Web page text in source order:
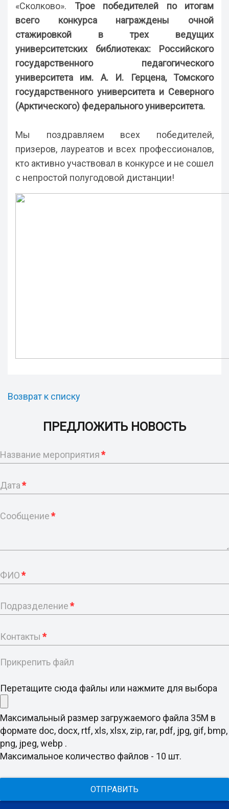
«Сколково». Трое победителей по итогам
всего конкурса награждены очной
стажировкой в трех ведущих
университетских библиотеках: Российского
государственного педагогического
университета им. А. И. Герцена, Томского
государственного университета и Северного
(Арктического) федерального университета.
Мы поздравляем всех победителей,
призеров, лауреатов и всех профессионалов,
кто активно участвовал в конкурсе и не сошел
с непростой полугодовой дистанции!
Возврат к списку
ПРЕДЛОЖИТЬ НОВОСТЬ
Название мероприятия*
Дата*
Сообщение*
ФИО*
Подразделение*
Контакты *
Прикрепить файл
Перетащите сюда файлы или нажмите для выбора
Максимальный размер загружаемого файла 35M в
формате doc, docx, rtf, xls, xlsx, zip, rar, pdf, jpg, gif, bmp,
png, jpeg, webp .
Максимальное количество файлов - 10 шт.
ОТПРАВИТЬ